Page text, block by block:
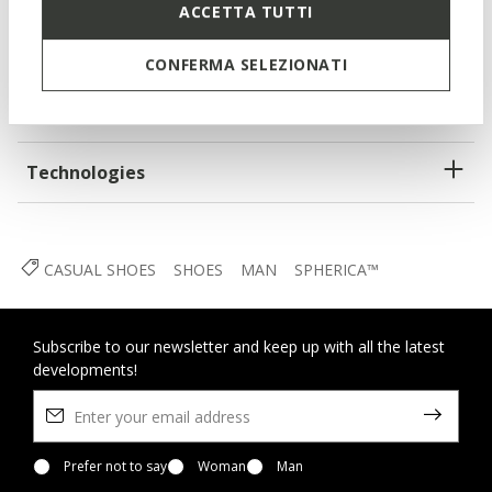
ACCETTA TUTTI
CONFERMA SELEZIONATI
Lace fastening; Removable insole
Technologies
CASUAL SHOES SHOES MAN SPHERICA™
Subscribe to our newsletter and keep up with all the latest
developments!
Prefer not to say Woman Man